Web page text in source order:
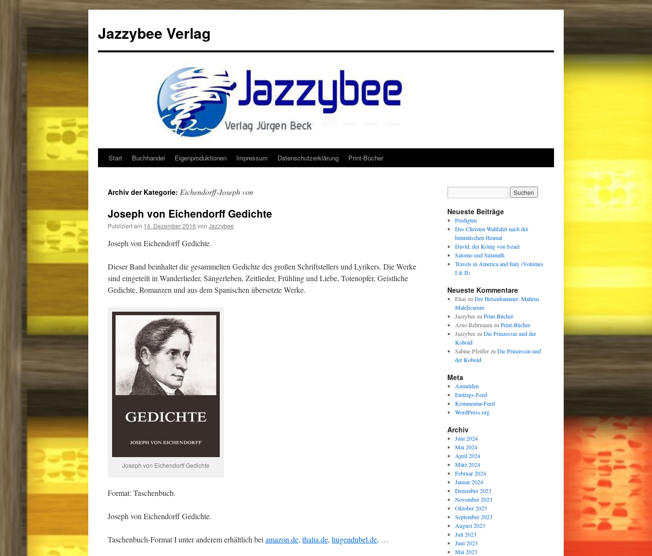
Jazzybee Verlag
Zum
springen
Start Buchhandel Eigenproduktionen Impressum Datenschutzerklärung Print-Bücher
Archiv der Kategorie: Eichendorff-Joseph von
Joseph von Eichendorff Gedichte
Publiziert am 14. Dezember 2016 von Jazzybee
Joseph von Eichendorff Gedichte.
Dieser Band beinhaltet die gesammelten Gedichte des großen Schriftstellers und Lyrikers. Die Werke
sind eingeteilt in Wanderlieder, Sängerleben, Zeitlieder, Frühling und Liebe, Totenopfer, Geistliche
Gedichte, Romanzen und aus dem Spanischen übersetzte Werke.
Joseph von Eichendorff Gedichte
Format: Taschenbuch.
Joseph von Eichendorff Gedichte.
Taschenbuch-Format I unter anderem erhältlich bei amazon.de, thalia.de, hugendubel.de, …
Neueste Beiträge
Predigten
Des Christen Wallfahrt nach der
himmlischen Heimat
David, der König von Israel
Salomo und Sulamith
Travels in America and Italy (Volumes
I & II)
Neueste Kommentare
Elias zu Der Hexenhammer: Malleus
Maleficarum
Jazzybeezu Print-Bücher
Arno Rehrmann zu Print-Bücher
Jazzybeezu Die Prinzessin und der
Kobold
Sabine Pfeifferzu Die Prinzessin und
der Kobold
Meta
Anmelden
Eintrags-Feed
Kommentar-Feed
WordPress.org
Archiv
Juni 2024
Mai 2024
April 2024
März 2024
Februar 2024
Januar 2024
Dezember 2023
November 2023
Oktober 2023
September 2023
August 2023
Juli 2023
Juni 2023
Mai 2023